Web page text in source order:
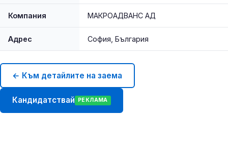
Компания МАКРОАДВАНС АД
Адрес София, България
← Към детайлите на заема
Кандидатствай РЕКЛАМА